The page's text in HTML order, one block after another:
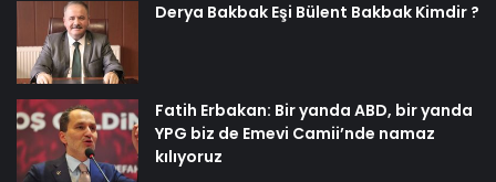
Derya Bakbak Eşi Bülent Bakbak Kimdir ?
Fatih Erbakan: Bir yanda ABD, bir yanda
YPG biz de Emevi Camii’nde namaz
kılıyoruz